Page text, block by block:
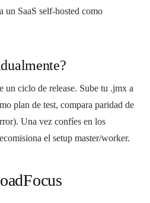
un SaaS self-hosted como
un ciclo de release. Sube tu .jmx a
plan de test, compara paridad de
Una vez confíes en los
el setup master/worker.